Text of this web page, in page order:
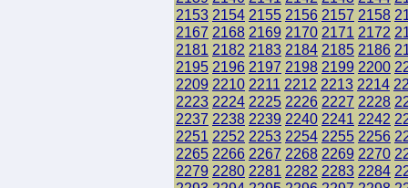
2153 2154 2155 2156 2157 2158
2167 2168 2169 2170 2171 2172
2181 2182 2183 2184 2185 2186
2195 2196 2197 2198 2199 2200
2209 2210 2211 2212 2213 2214
2223 2224 2225 2226 2227 2228
2237 2238 2239 2240 2241 2242
2251 2252 2253 2254 2255 2256
2265 2266 2267 2268 2269 2270
2279 2280 2281 2282 2283 2284